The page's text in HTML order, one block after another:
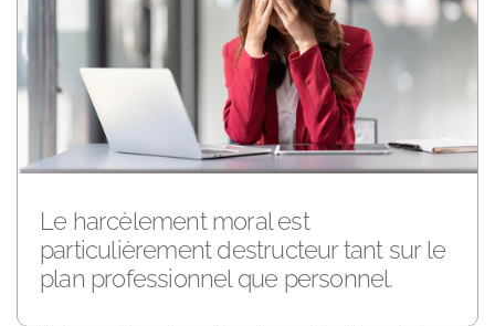
Le harcèlement moral est
particulièrement destructeur tant sur le
plan professionnel que personnel.